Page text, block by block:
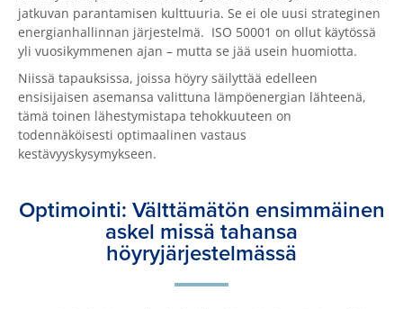
jatkuvan parantamisen kulttuuria. Se ei ole uusi strateginen
energianhallinnan järjestelmä. ISO 50001 on ollut käytössä
yli vuosikymmenen ajan – mutta se jää usein huomiotta.
Niissä tapauksissa, joissa höyry säilyttää edelleen
ensisijaisen asemansa valittuna lämpöenergian lähteenä,
tämä toinen lähestymistapa tehokkuuteen on
todennäköisesti optimaalinen vastaus
kestävyyskysymykseen.
Optimointi: Välttämätön ensimmäinen
askel missä tahansa
höyryjärjestelmässä